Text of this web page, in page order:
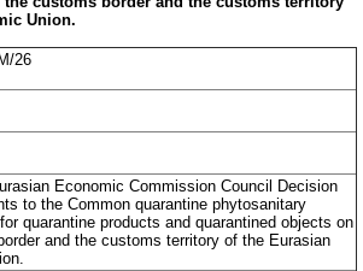
Union.
26
Economic Commission Council Decision
to the Common quarantine phytosanitary
quarantine products and quarantined objects on
and the customs territory of the Eurasian